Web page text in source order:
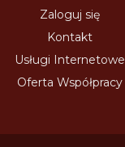
Zaloguj się
Kontakt
Usługi Internetowe
Oferta Współpracy